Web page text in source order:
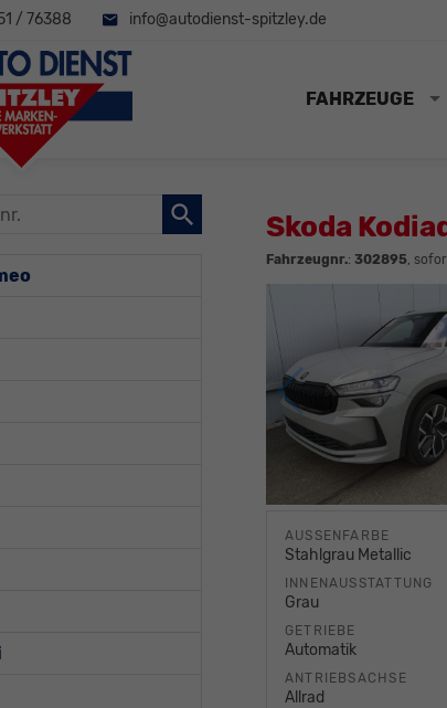
/ 76388 info@autodienst-spitzley.de
FAHRZEUGE
Skoda
Fahrzeugnr.: 302895,
AUSSENFARBE
Stahlgrau Metallic
INNENAUSSTATTUNG
Grau
GETRIEBE
Automatik
ANTRIEBSACHSE
Allrad